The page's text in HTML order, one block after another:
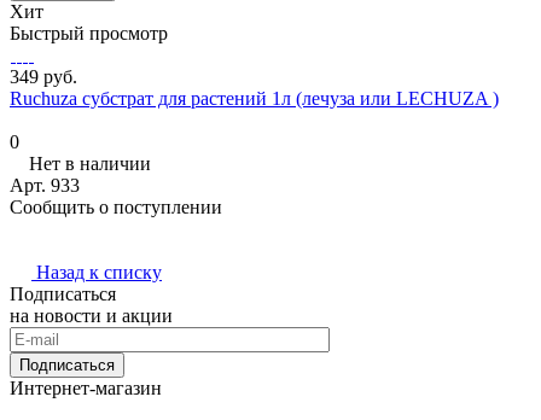
Хит
Быстрый просмотр
349 руб.
Ruchuza субстрат для растений 1л (лечуза или LECHUZA )
0
Нет в наличии
Арт. 933
Сообщить о поступлении
Назад к списку
Подписаться
на новости и акции
Подписаться
Интернет-магазин